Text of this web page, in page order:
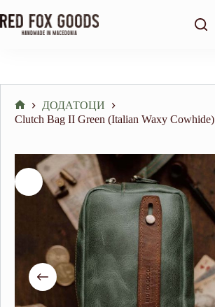
to
content
Home
ДОДАТОЦИ
Clutch Bag II Green (Italian Waxy Cowhide)